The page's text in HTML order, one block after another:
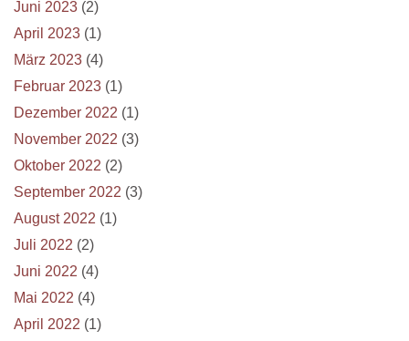
Juni 2023 (2)
April 2023 (1)
März 2023 (4)
Februar 2023 (1)
Dezember 2022 (1)
November 2022 (3)
Oktober 2022 (2)
September 2022 (3)
August 2022 (1)
Juli 2022 (2)
Juni 2022 (4)
Mai 2022 (4)
April 2022 (1)